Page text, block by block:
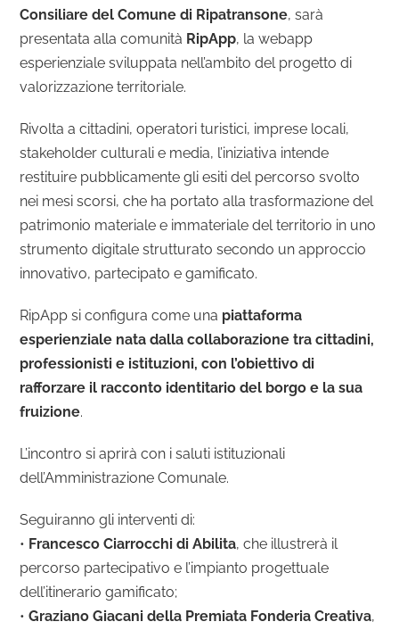
Consiliare del Comune di Ripatransone, sarà
presentata alla comunità RipApp, la webapp
esperienziale sviluppata nell’ambito del progetto di
valorizzazione territoriale.
Rivolta a cittadini, operatori turistici, imprese locali,
stakeholder culturali e media, l’iniziativa intende
restituire pubblicamente gli esiti del percorso svolto
nei mesi scorsi, che ha portato alla trasformazione del
patrimonio materiale e immateriale del territorio in uno
strumento digitale strutturato secondo un approccio
innovativo, partecipato e gamificato.
RipApp si configura come una piattaforma
esperienziale nata dalla collaborazione tra cittadini,
professionisti e istituzioni, con l’obiettivo di
rafforzare il racconto identitario del borgo e la sua
fruizione.
L’incontro si aprirà con i saluti istituzionali
dell’Amministrazione Comunale.
Seguiranno gli interventi di:
• Francesco Ciarrocchi di Abilita, che illustrerà il
percorso partecipativo e l’impianto progettuale
dell’itinerario gamificato;
•Graziano Giacani della Premiata Fonderia Creativa,